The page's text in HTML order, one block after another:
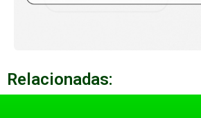
Relacionadas: